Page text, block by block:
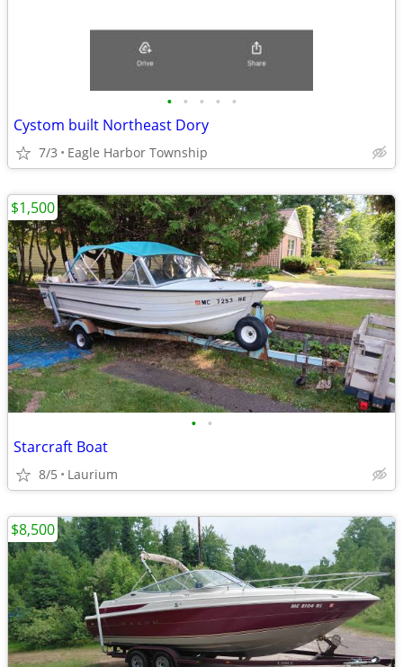
• • • • •
Cystom built Northeast Dory
7/3 Eagle Harbor Township
• •
Starcraft Boat
8/5 Laurium
$1,500
$8,500